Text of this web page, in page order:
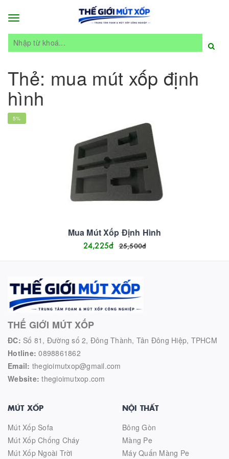
Toggle
Thẻ: mua mút xốp định
hình
5%
Mua Mút Xốp Định Hình
24,225đ 25,500đ
THẾ GIỚI MÚT XỐP
ĐC: Số 81, Đường số 2, Đông Thành, Tân Đông Hiệp, TPHCM
Hotline: 0898861862
Email: thegioimutxop@gmail.com
Website: thegioimutxop.com
MÚT XỐP
Mút Xốp Sofa
Mút Xốp Chống Cháy
Mút Xốp Ngoài Trời
NỘI THẤT
Bông Gòn
Màng Pe
Máy Quấn Màng Pe